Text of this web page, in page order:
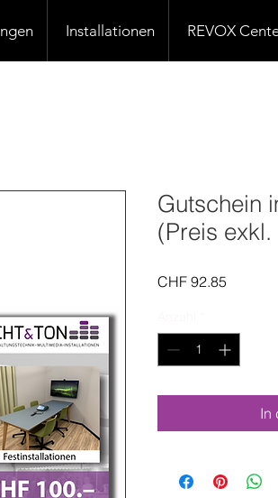
Installationen REVOX
Gutschein
(Preis exkl.
CHF 92.85
In